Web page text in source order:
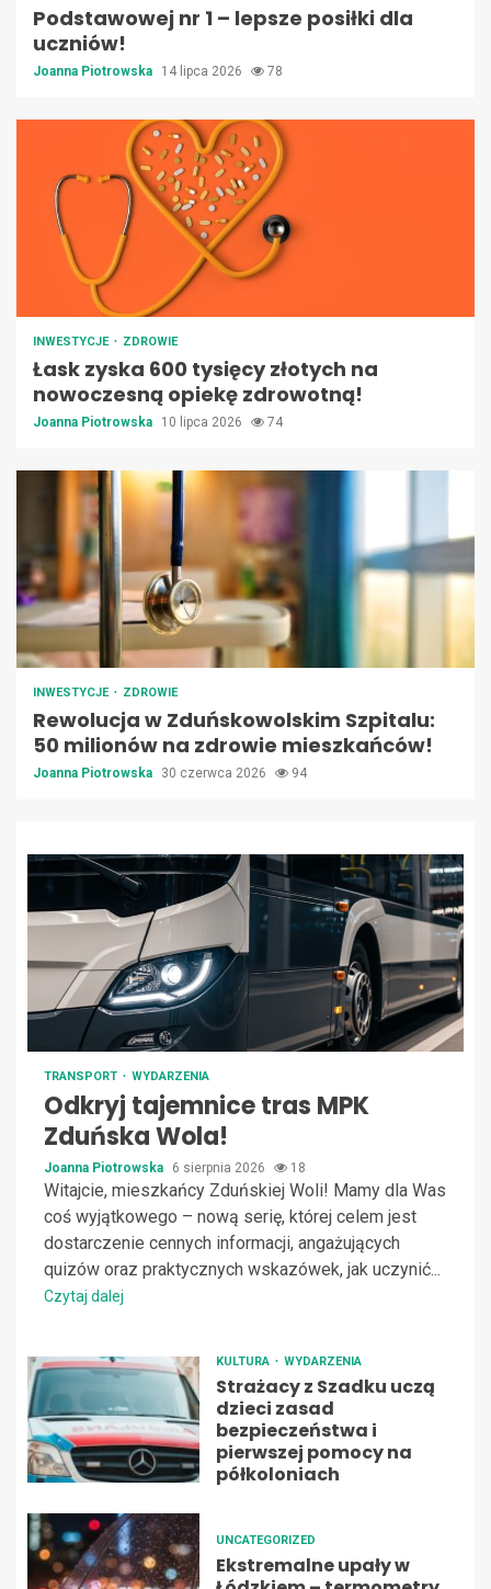
Podstawowej nr 1 – lepsze posiłki dla
uczniów!
Joanna Piotrowska 14 lipca 2026 78
INWESTYCJE ZDROWIE
Łask zyska 600 tysięcy złotych na
nowoczesną opiekę zdrowotną!
Joanna Piotrowska 10 lipca 2026 74
INWESTYCJE ZDROWIE
Rewolucja w Zduńskowolskim Szpitalu:
50 milionów na zdrowie mieszkańców!
Joanna Piotrowska 30 czerwca 2026 94
TRANSPORT WYDARZENIA
Odkryj tajemnice tras MPK
Zduńska Wola!
Joanna Piotrowska 6 sierpnia 2026 18
Witajcie, mieszkańcy Zduńskiej Woli! Mamy dla Was
coś wyjątkowego – nową serię, której celem jest
dostarczenie cennych informacji, angażujących
quizów oraz praktycznych wskazówek, jak uczynić...
Czytaj dalej
KULTURA WYDARZENIA
Strażacy z Szadku uczą
dzieci zasad
bezpieczeństwa i
pierwszej pomocy na
półkoloniach
UNCATEGORIZED
Ekstremalne upały w